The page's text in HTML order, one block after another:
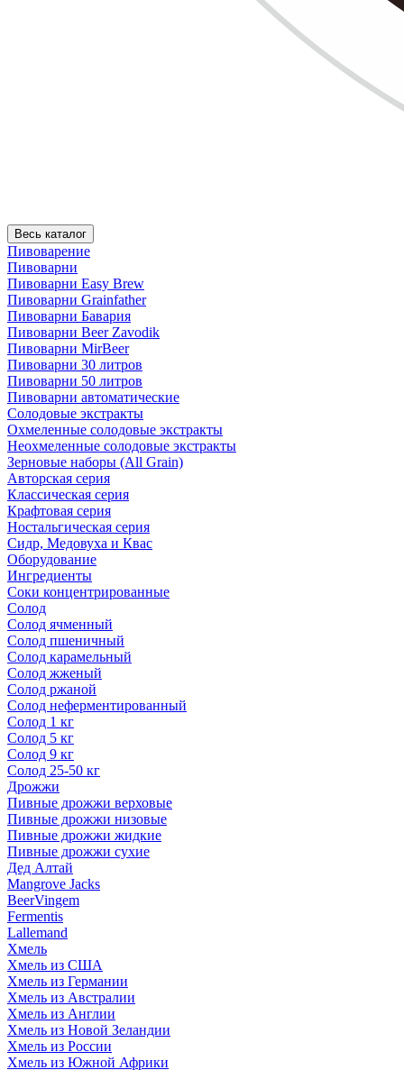
Весь каталог
Пивоварение
Пивоварни
Пивоварни Easy Brew
Пивоварни Grainfather
Пивоварни Бавария
Пивоварни Beer Zavodik
Пивоварни MirBeer
Пивоварни 30 литров
Пивоварни 50 литров
Пивоварни автоматические
Солодовые экстракты
Охмеленные солодовые экстракты
Неохмеленные солодовые экстракты
Зерновые наборы (All Grain)
Авторская серия
Классическая серия
Крафтовая серия
Ностальгическая серия
Сидр, Медовуха и Квас
Оборудование
Ингредиенты
Соки концентрированные
Солод
Солод ячменный
Солод пшеничный
Солод карамельный
Солод жженый
Солод ржаной
Солод неферментированный
Солод 1 кг
Солод 5 кг
Солод 9 кг
Солод 25-50 кг
Дрожжи
Пивные дрожжи верховые
Пивные дрожжи низовые
Пивные дрожжи жидкие
Пивные дрожжи сухие
Дед Алтай
Mangrove Jacks
BeerVingem
Fermentis
Lallemand
Хмель
Хмель из США
Хмель из Германии
Хмель из Австралии
Хмель из Англии
Хмель из Новой Зеландии
Хмель из России
Хмель из Южной Африки